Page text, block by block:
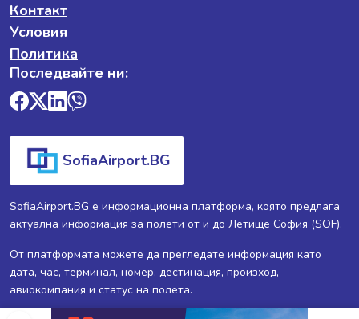
Контакт
Условия
Политика
Последвайте ни:
SofiaAirport.BG
SofiaAirport.BG е информационна платформа, която предлага
актуална информация за полети от и до Летище София (SOF).
От платформата можете да прегледате информация като
дата, час, терминал, номер, дестинация, произход,
авиокомпания и статус на полета.